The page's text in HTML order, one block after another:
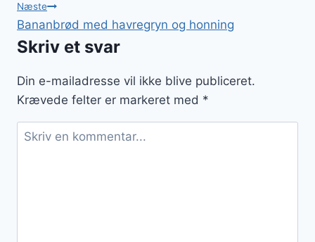
Næste
Bananbrød med havregryn og honning
Skriv et svar
Din e-mailadresse vil ikke blive publiceret.
Krævede felter er markeret med *